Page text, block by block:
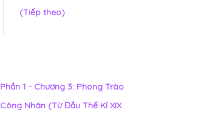
(Tiếp theo)
Phần 1 - Chương 3: Phong Trào
Công Nhân (Từ Đầu Thế Kỉ XIX